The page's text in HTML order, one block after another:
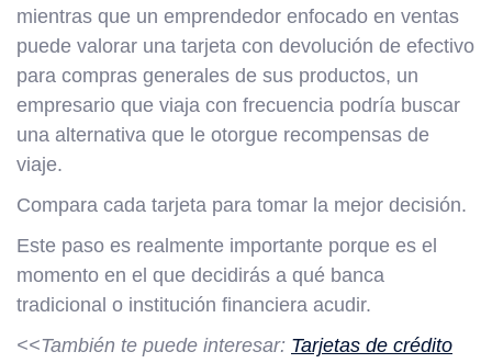
mientras que un emprendedor enfocado en ventas
puede valorar una tarjeta con devolución de efectivo
para compras generales de sus productos, un
empresario que viaja con frecuencia podría buscar
una alternativa que le otorgue recompensas de
viaje.
Compara cada tarjeta para tomar la mejor decisión.
Este paso es realmente importante porque es el
momento en el que decidirás a qué banca
tradicional o institución financiera acudir.
<<También te puede interesar: Tarjetas de crédito